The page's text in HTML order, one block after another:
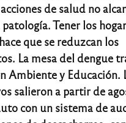
de salud no
patología. Tener los
que se reduzcan los
La mesa del dengue
Ambiente y Educación.
salieron a partir de
con un sistema de